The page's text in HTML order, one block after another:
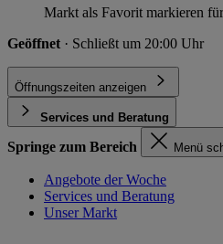
Markt als Favorit markieren
Geöffnet · Schließt um 20:00 Uhr
Öffnungszeiten anzeigen
Services und Beratung
Springe zum Bereich Menü
Angebote der Woche
Services und Beratung
Unser Markt